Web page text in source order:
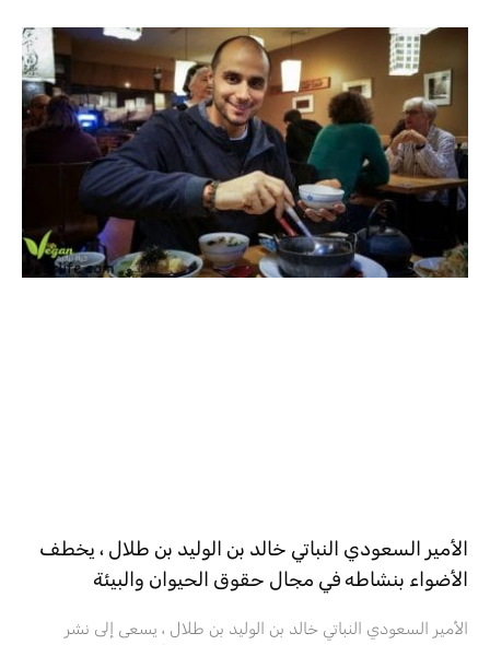
الأمير السعودي النباتي خالد بن الوليد بن طلال ، يخطف
الأضواء بنشاطه في مجال حقوق الحيوان والبيئة
الأمير السعودي النباتي خالد بن الوليد بن طلال ، يسعى إلى نشر